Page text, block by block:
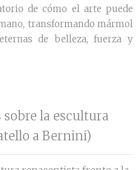
de cómo el arte puede
transformando mármol
de belleza, fuerza y
la escultura
a Bernini)